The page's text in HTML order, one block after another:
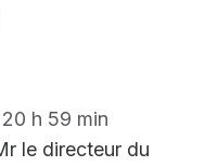
h 59 min
le directeur du